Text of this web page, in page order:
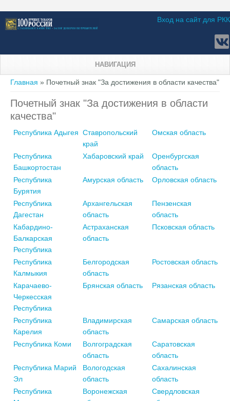
Вход на сайт для РКК
НАВИГАЦИЯ
Вы здесь
Главная » Почетный знак "За достижения в области качества"
Почетный знак "За достижения в области
качества"
Республика Адыгея Ставропольский
край
Омская область
Республика
Башкортостан
Хабаровский край
Оренбургская
область
Республика
Бурятия
Амурская область Орловская область
Республика
Дагестан
Архангельская
область
Пензенская
область
Кабардино-
Балкарская
Республика
Астраханская
область
Псковская область
Республика
Калмыкия
Белгородская
область
Ростовская область
Карачаево-
Черкесская
Республика
Брянская область Рязанская область
Республика
Карелия
Владимирская
область
Самарская область
Республика Коми
Волгоградская
область
Саратовская
область
Республика Марий
Эл
Вологодская
область
Сахалинская
область
Республика
Воронежская
Свердловская